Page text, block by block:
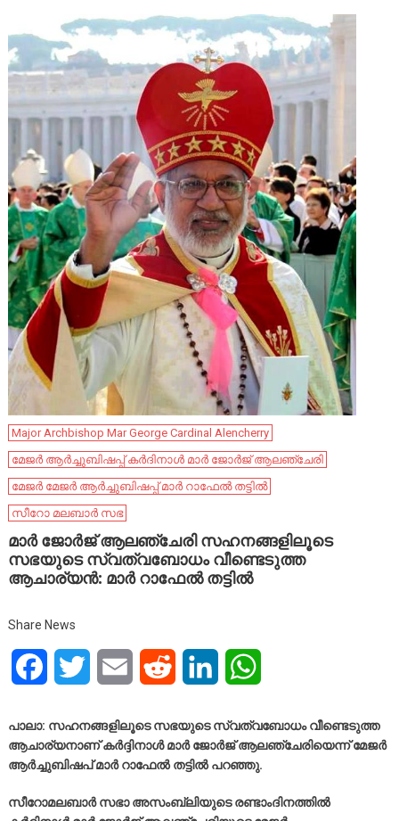
Major Archbishop Mar George Cardinal Alencherry
മേജർ ആർച്ചുബിഷപ്പ് കർദിനാൾ മാർ ജോർജ് ആലഞ്ചേരി
മേജർ മേജർ ആർച്ചുബിഷപ്പ് മാർ റാഫേൽ തട്ടിൽ
സീറോ മലബാര്‍ സഭ
മാർ ജോർജ് ആലഞ്ചേരി സഹനങ്ങളിലൂടെ
സഭയുടെ സ്വത്വബോധം വീണ്ടെടുത്ത
ആചാര്യൻ: മാർ റാഫേൽ തട്ടിൽ
Share News
FacebookTwitter Email Reddit LinkedIn
പാലാ: സഹനങ്ങളിലൂടെ സഭയുടെ സ്വത്വബോധം വീണ്ടെടുത്ത
ആചാര്യനാണ് കർദ്ദിനാൾ മാർ ജോർജ് ആലഞ്ചേരിയെന്ന് മേജർ
ആർച്ചുബിഷപ് മാർ റാഫേൽ തട്ടിൽ പറഞ്ഞു.
സീറോമലബാർ സഭാ അസംബ്ലിയുടെ രണ്ടാംദിനത്തിൽ